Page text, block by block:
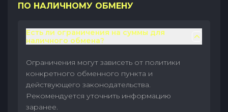
ПО НАЛИЧНОМУ ОБМЕНУ
Есть ли ограничения на суммы для
наличного обмена?
Ограничения могут зависеть от политики
конкретного обменного пункта и
действующего законодательства.
Рекомендуется уточнить информацию
заранее.